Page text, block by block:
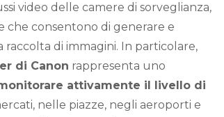
video delle camere di sorveglianza,
che consentono di generare e
di immagini. In particolare,
di Canon rappresenta uno
attivamente il livello di
nelle piazze, negli aeroporti e